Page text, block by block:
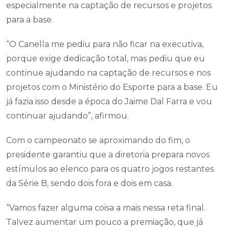
especialmente na captação de recursos e projetos
para a base.
“O Canella me pediu para não ficar na executiva,
porque exige dedicação total, mas pediu que eu
continue ajudando na captação de recursos e nos
projetos com o Ministério do Esporte para a base. Eu
já fazia isso desde a época do Jaime Dal Farra e vou
continuar ajudando”, afirmou.
Com o campeonato se aproximando do fim, o
presidente garantiu que a diretoria prepara novos
estímulos ao elenco para os quatro jogos restantes
da Série B, sendo dois fora e dois em casa.
“Vamos fazer alguma coisa a mais nessa reta final.
Talvez aumentar um pouco a premiação, que já